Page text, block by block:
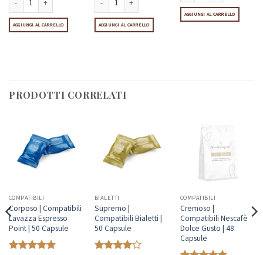
Tè al Limone | Compatibili Nescafè Dolce Gusto | 10 Capsule quantità
AGGIUNGI AL CARRELLO
Amaretto | Compatibili Nescafè Dolce Gusto | 10
AGGIUNGI AL CARRELLO
Nocciolino Senza
AGGIUNGI AL CARRELLO
quantità
Nescafè Dolce Gusto | 10 Capsule quantità
PRODOTTI CORRELATI
COMPATIBILI
Corposo | Compatibili
Lavazza Espresso
Point | 50 Capsule
BIALETTI
Supremo |
Compatibili Bialetti |
50 Capsule
COMPATIBILI
Cremoso |
Compatibili Nescafè
Dolce Gusto | 48
Capsule